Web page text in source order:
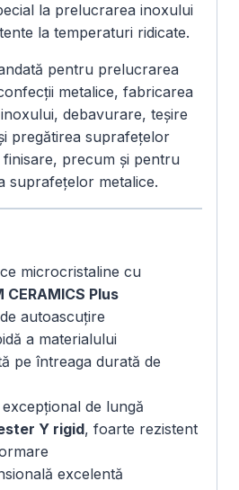
la prelucrarea inoxului
la temperaturi ridicate.
pentru prelucrarea
metalice, fabricarea
debavurare, teșire
pregătirea suprafețelor
finisare, precum și pentru
suprafețelor metalice.
microcristaline cu
CERAMICS Plus
autoascuțire
a materialului
pe întreaga durată de
de lungă
Y rigid, foarte rezistent
excelentă